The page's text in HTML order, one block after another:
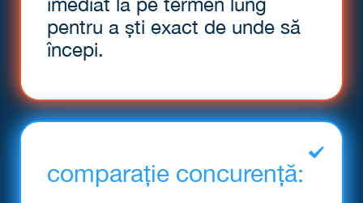
pentru a ști exact de unde să
începi.
comparație concurență: